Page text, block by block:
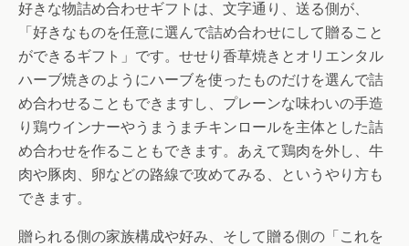
好きな物詰め合わせギフトは、文字通り、送る側が、
「好きなものを任意に選んで詰め合わせにして贈ること
ができるギフト」です。せせり香草焼きとオリエンタル
ハーブ焼きのようにハーブを使ったものだけを選んで詰
め合わせることもできますし、プレーンな味わいの手造
り鶏ウインナーやうまうまチキンロールを主体とした詰
め合わせを作ることもできます。あえて鶏肉を外し、牛
肉や豚肉、卵などの路線で攻めてみる、というやり方も
できます。
贈られる側の家族構成や好み、そして贈る側の「これを